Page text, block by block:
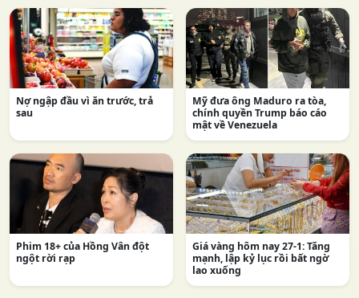
Nợ ngập đầu vì ăn trước, trả
sau
Mỹ đưa ông Maduro ra tòa,
chính quyền Trump báo cáo
mật về Venezuela
Phim 18+ của Hồng Vân đột
ngột rời rạp
Giá vàng hôm nay 27-1: Tăng
mạnh, lập kỷ lục rồi bất ngờ
lao xuống